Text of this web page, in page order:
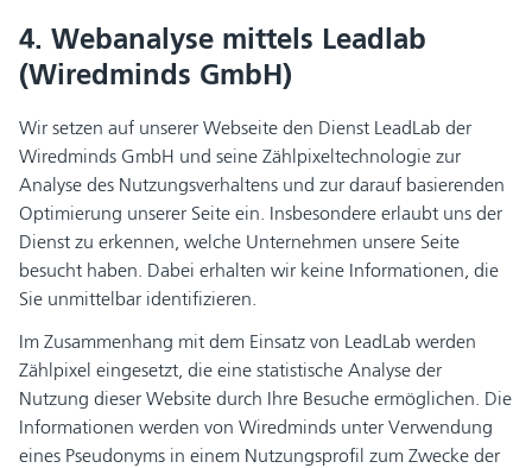
4. Webanalyse mittels Leadlab
(Wiredminds GmbH)
Wir setzen auf unserer Webseite den Dienst LeadLab der
Wiredminds GmbH und seine Zählpixeltechnologie zur
Analyse des Nutzungsverhaltens und zur darauf basierenden
Optimierung unserer Seite ein. Insbesondere erlaubt uns der
Dienst zu erkennen, welche Unternehmen unsere Seite
besucht haben. Dabei erhalten wir keine Informationen, die
Sie unmittelbar identifizieren.
Im Zusammenhang mit dem Einsatz von LeadLab werden
Zählpixel eingesetzt, die eine statistische Analyse der
Nutzung dieser Website durch Ihre Besuche ermöglichen. Die
Informationen werden von Wiredminds unter Verwendung
eines Pseudonyms in einem Nutzungsprofil zum Zwecke der